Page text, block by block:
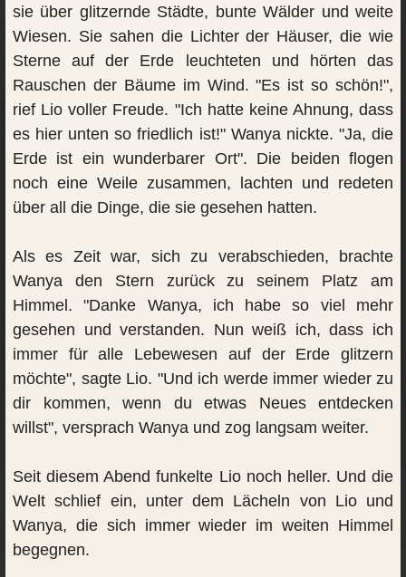
sie über glitzernde Städte, bunte Wälder und weite
Wiesen. Sie sahen die Lichter der Häuser, die wie
Sterne auf der Erde leuchteten und hörten das
Rauschen der Bäume im Wind. "Es ist so schön!",
rief Lio voller Freude. "Ich hatte keine Ahnung, dass
es hier unten so friedlich ist!" Wanya nickte. "Ja, die
Erde ist ein wunderbarer Ort". Die beiden flogen
noch eine Weile zusammen, lachten und redeten
über all die Dinge, die sie gesehen hatten.
Als es Zeit war, sich zu verabschieden, brachte
Wanya den Stern zurück zu seinem Platz am
Himmel. "Danke Wanya, ich habe so viel mehr
gesehen und verstanden. Nun weiß ich, dass ich
immer für alle Lebewesen auf der Erde glitzern
möchte", sagte Lio. "Und ich werde immer wieder zu
dir kommen, wenn du etwas Neues entdecken
willst", versprach Wanya und zog langsam weiter.
Seit diesem Abend funkelte Lio noch heller. Und die
Welt schlief ein, unter dem Lächeln von Lio und
Wanya, die sich immer wieder im weiten Himmel
begegnen.